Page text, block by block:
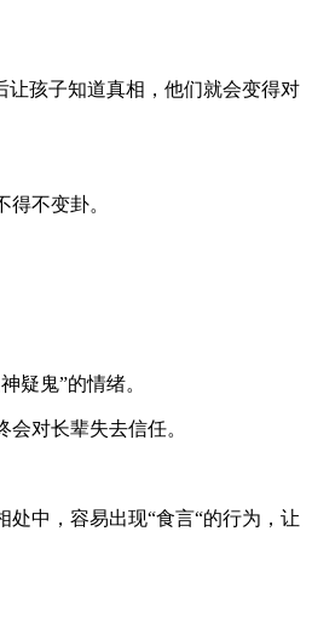
让孩子知道真相，他们就会变得对
不变卦。
疑鬼”的情绪。
对长辈失去信任。
中，容易出现“食言“的行为，让